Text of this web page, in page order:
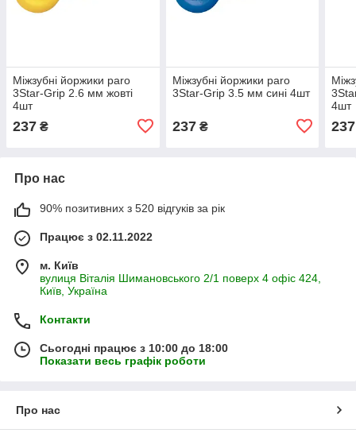
Міжзубні йоржики paro
3Star-Grip 2.6 мм жовті
4шт
237 ₴
Міжзубні йоржики paro
3Star-Grip 3.5 мм сині 4шт
237₴
4шт
237
Про нас
90% позитивних з 520 відгуків за рік
Працює з 02.11.2022
м. Київ
вулиця Віталія Шимановського 2/1 поверх 4 офіс 424,
Київ, Україна
Контакти
Сьогодні працює з 10:00 до 18:00
Показати весь графік роботи
Про нас